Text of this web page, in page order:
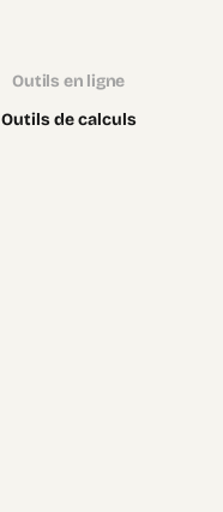
Outils en ligne
Outils de calculs